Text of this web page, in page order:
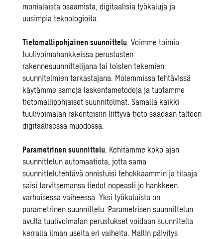
monialaista osaamista, digitaalisia työkaluja ja
uusimpia teknologioita.
Tietomallipohjainen suunnittelu. Voimme toimia
tuulivoimahankkeissa perustusten
rakennesuunnittelijana tai toisten tekemien
suunnitelmien tarkastajana. Molemmissa tehtävissä
käytämme samoja laskentametodeja ja tuotamme
tietomallipohjaiset suunnitelmat. Samalla kaikki
tuulivoimalan rakenteisiin liittyvä tieto saadaan talteen
digitaalisessa muodossa.
Parametrinen suunnittelu. Kehitämme koko ajan
suunnittelun automaatiota, jotta sama
suunnittelutehtävä onnistuisi tehokkaammin ja tilaaja
saisi tarvitsemansa tiedot nopeasti jo hankkeen
varhaisessa vaiheessa. Yksi työkaluista on
parametrinen suunnittelu. Parametrisen suunnittelun
avulla tuulivoimalan perustukset voidaan suunnitella
kerralla ilman useita eri vaiheita. Mallin päivitys